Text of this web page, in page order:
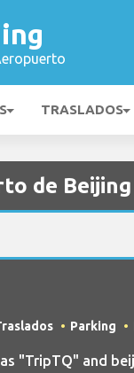
TRASLADOS
de Beijing
Parking
"TripTQ" and